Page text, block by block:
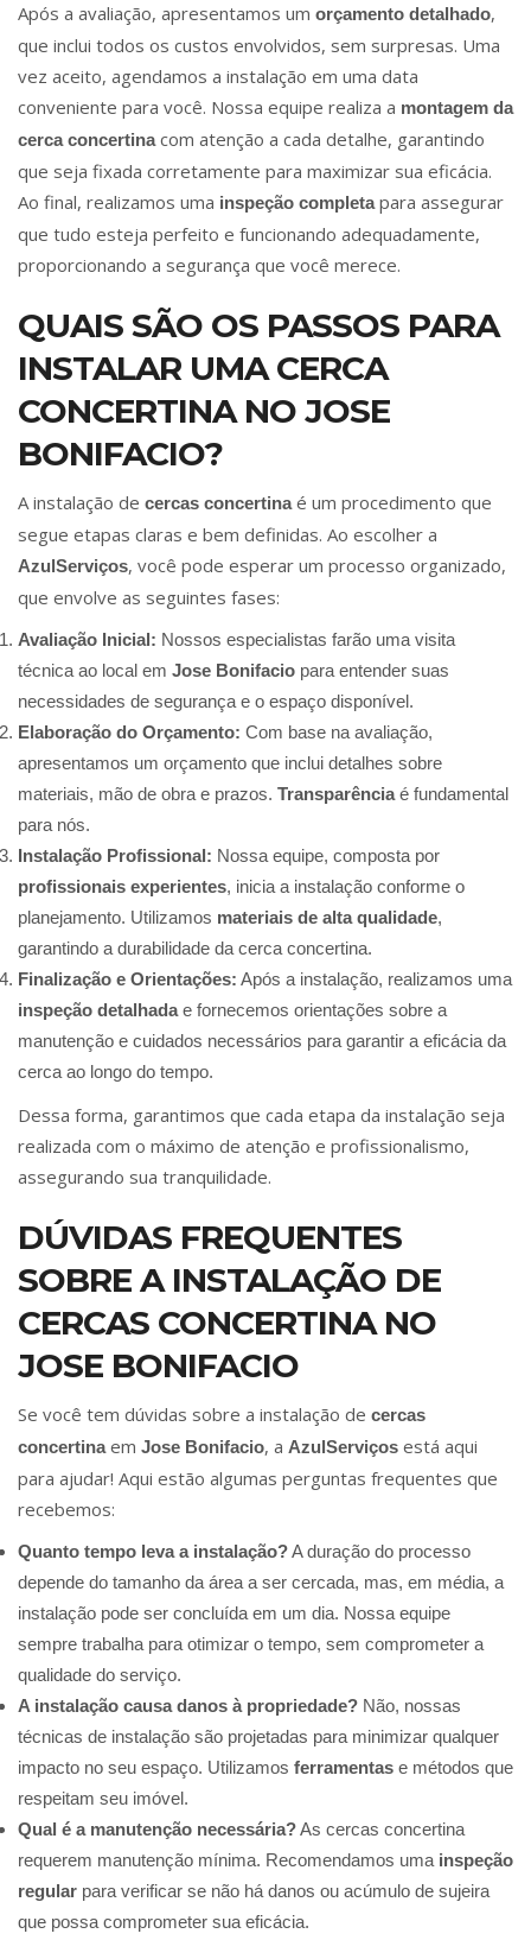
Após a avaliação, apresentamos um orçamento detalhado,
que inclui todos os custos envolvidos, sem surpresas. Uma
vez aceito, agendamos a instalação em uma data
conveniente para você. Nossa equipe realiza a montagem da
cerca concertinacom atenção a cada detalhe, garantindo
que seja fixada corretamente para maximizar sua eficácia.
Ao final, realizamos uma inspeção completapara assegurar
que tudo esteja perfeito e funcionando adequadamente,
proporcionando a segurança que você merece.
QUAIS SÃO OS PASSOS PARA
INSTALAR UMA CERCA
CONCERTINA NO JOSE
BONIFACIO?
A instalação de cercas concertinaé um procedimento que
segue etapas claras e bem definidas. Ao escolher a
AzulServiços, você pode esperar um processo organizado,
que envolve as seguintes fases:
Avaliação Inicial: Nossos especialistas farão uma visita
técnica ao local em Jose Bonifacio para entender suas
necessidades de segurança e o espaço disponível.
Elaboração do Orçamento: Com base na avaliação,
apresentamos um orçamento que inclui detalhes sobre
materiais, mão de obra e prazos. Transparênciaé fundamental
para nós.
Instalação Profissional: Nossa equipe, composta por
profissionais experientes, inicia a instalação conforme o
planejamento. Utilizamos materiais de alta qualidade,
garantindo a durabilidade da cerca concertina.
Finalização e Orientações: Após a instalação, realizamos uma
inspeção detalhadae fornecemos orientações sobre a
manutenção e cuidados necessários para garantir a eficácia da
cerca ao longo do tempo.
Dessa forma, garantimos que cada etapa da instalação seja
realizada com o máximo de atenção e profissionalismo,
assegurando sua tranquilidade.
DÚVIDAS FREQUENTES
SOBRE A INSTALAÇÃO DE
CERCAS CONCERTINA NO
JOSE BONIFACIO
Se você tem dúvidas sobre a instalação de cercas
concertinaem Jose Bonifacio, a AzulServiços está aqui
para ajudar! Aqui estão algumas perguntas frequentes que
recebemos:
Quanto tempo leva a instalação?A duração do processo
depende do tamanho da área a ser cercada, mas, em média, a
instalação pode ser concluída em um dia. Nossa equipe
sempre trabalha para otimizar o tempo, sem comprometer a
qualidade do serviço.
A instalação causa danos à propriedade? Não, nossas
técnicas de instalação são projetadas para minimizar qualquer
impacto no seu espaço. Utilizamos ferramentas e métodos que
respeitam seu imóvel.
Qual é a manutenção necessária?As cercas concertina
requerem manutenção mínima. Recomendamos uma inspeção
regular para verificar se não há danos ou acúmulo de sujeira
que possa comprometer sua eficácia.